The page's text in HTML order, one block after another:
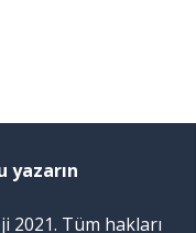
yazarın
Tüm hakları